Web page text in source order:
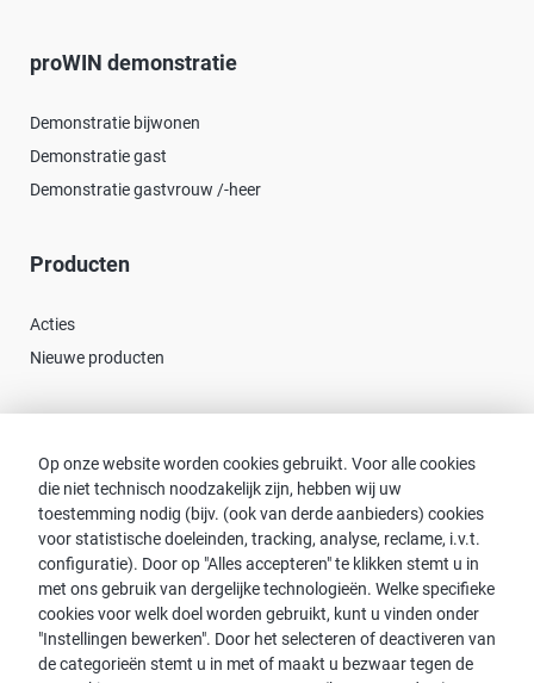
Op onze website worden cookies gebruikt. Voor alle cookies
die niet technisch noodzakelijk zijn, hebben wij uw
toestemming nodig (bijv. (ook van derde aanbieders) cookies
voor statistische doeleinden, tracking, analyse, reclame, i.v.t.
configuratie). Door op "Alles accepteren" te klikken stemt u in
met ons gebruik van dergelijke technologieën. Welke specifieke
cookies voor welk doel worden gebruikt, kunt u vinden onder
"Instellingen bewerken". Door het selecteren of deactiveren van
de categorieën stemt u in met of maakt u bezwaar tegen de
proWIN demonstratie
Demonstratie bijwonen
Demonstratie gast
Demonstratie gastvrouw /-heer
Producten
Acties
Nieuwe producten
Consulent zoeken
Contact met proWIN
Service-FAQ